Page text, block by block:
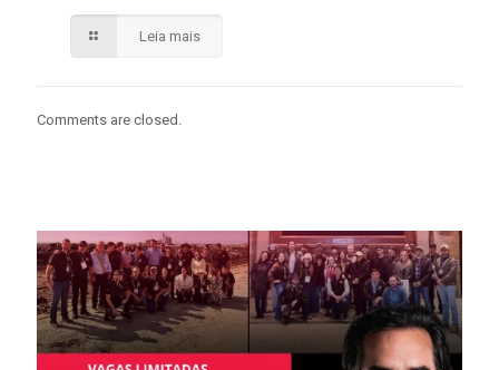
Leia mais
Comments are closed.